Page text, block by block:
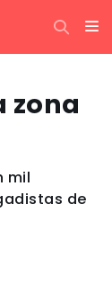
zona
mil
de